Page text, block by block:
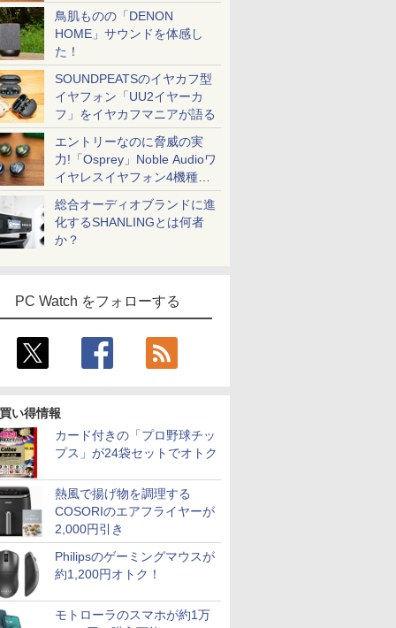
鳥肌ものの「DENON
HOME」サウンドを体感し
た！
SOUNDPEATSのイヤカフ型
イヤフォン「UU2イヤーカ
フ」をイヤカフマニアが語る
エントリーなのに脅威の実
力!「Osprey」Noble Audioワ
イヤレスイヤフォン4機種を
一気に聴く
総合オーディオブランドに進
化するSHANLINGとは何者
か？
PC Watch をフォローする
い得情報
カード付きの「プロ野球チッ
プス」が24袋セットでオトク
熱風で揚げ物を調理する
COSORIのエアフライヤーが
2,000円引き
Philipsのゲーミングマウスが
約1,200円オトク！
モトローラのスマホが約1万